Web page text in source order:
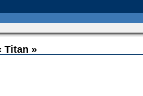
Titan »